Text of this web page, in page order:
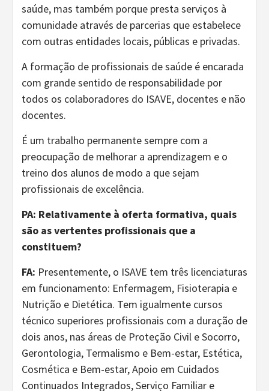
saúde, mas também porque presta serviços à
comunidade através de parcerias que estabelece
com outras entidades locais, públicas e privadas.
A formação de profissionais de saúde é encarada
com grande sentido de responsabilidade por
todos os colaboradores do ISAVE, docentes e não
docentes.
É um trabalho permanente sempre com a
preocupação de melhorar a aprendizagem e o
treino dos alunos de modo a que sejam
profissionais de excelência.
PA: Relativamente à oferta formativa, quais
são as vertentes profissionais que a
constituem?
FA: Presentemente, o ISAVE tem três licenciaturas
em funcionamento: Enfermagem, Fisioterapia e
Nutrição e Dietética. Tem igualmente cursos
técnico superiores profissionais com a duração de
dois anos, nas áreas de Proteção Civil e Socorro,
Gerontologia, Termalismo e Bem-estar, Estética,
Cosmética e Bem-estar, Apoio em Cuidados
Continuados Integrados, Serviço Familiar e